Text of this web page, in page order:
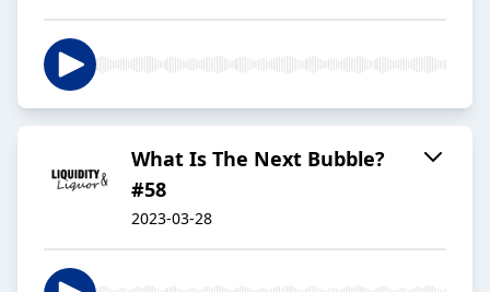
What Is The Next Bubble?
#58
2023-03-28